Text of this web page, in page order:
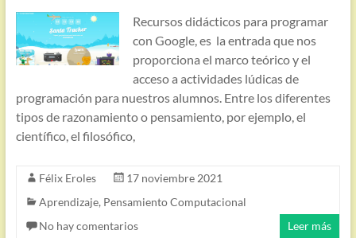
Recursos didácticos para programar
con Google, es la entrada que nos
proporciona el marco teórico y el
acceso a actividades lúdicas de
programación para nuestros alumnos. Entre los diferentes
tipos de razonamiento o pensamiento, por ejemplo, el
científico, el filosófico,
Félix Eroles
17 noviembre 2021
Aprendizaje, Pensamiento Computacional
No hay comentarios
Leer más